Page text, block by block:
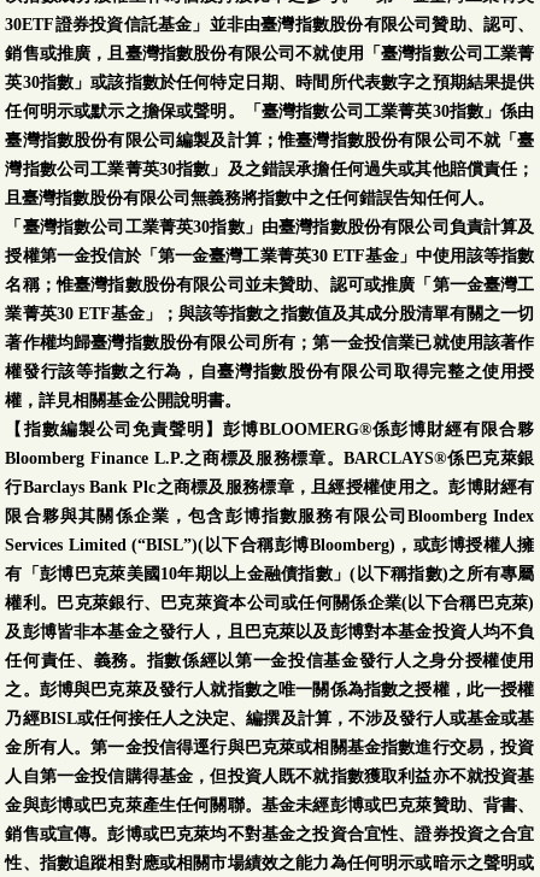
30ETF證券投資信託基金」並非由臺灣指數股份有限公司贊助、認可、
銷售或推廣，且臺灣指數股份有限公司不就使用「臺灣指數公司工業菁
英30指數」或該指數於任何特定日期、時間所代表數字之預期結果提供
任何明示或默示之擔保或聲明。「臺灣指數公司工業菁英30指數」係由
臺灣指數股份有限公司編製及計算；惟臺灣指數股份有限公司不就「臺
灣指數公司工業菁英30指數」及之錯誤承擔任何過失或其他賠償責任；
且臺灣指數股份有限公司無義務將指數中之任何錯誤告知任何人。
「臺灣指數公司工業菁英30指數」由臺灣指數股份有限公司負責計算及
授權第一金投信於「第一金臺灣工業菁英30 ETF基金」中使用該等指數
名稱；惟臺灣指數股份有限公司並未贊助、認可或推廣「第一金臺灣工
業菁英30 ETF基金」；與該等指數之指數值及其成分股清單有關之一切
著作權均歸臺灣指數股份有限公司所有；第一金投信業已就使用該著作
權發行該等指數之行為，自臺灣指數股份有限公司取得完整之使用授
權，詳見相關基金公開說明書。
【指數編製公司免責聲明】彭博BLOOMERG®係彭博財經有限合夥
Bloomberg Finance L.P.之商標及服務標章。BARCLAYS®係巴克萊銀
行Barclays Bank Plc之商標及服務標章，且經授權使用之。彭博財經有
限合夥與其關係企業，包含彭博指數服務有限公司Bloomberg Index
Services Limited (“BISL”)(以下合稱彭博Bloomberg)，或彭博授權人擁
有「彭博巴克萊美國10年期以上金融債指數」(以下稱指數)之所有專屬
權利。巴克萊銀行、巴克萊資本公司或任何關係企業(以下合稱巴克萊)
及彭博皆非本基金之發行人，且巴克萊以及彭博對本基金投資人均不負
任何責任、義務。指數係經以第一金投信基金發行人之身分授權使用
之。彭博與巴克萊及發行人就指數之唯一關係為指數之授權，此一授權
乃經BISL或任何接任人之決定、編撰及計算，不涉及發行人或基金或基
金所有人。第一金投信得逕行與巴克萊或相關基金指數進行交易，投資
人自第一金投信購得基金，但投資人既不就指數獲取利益亦不就投資基
金與彭博或巴克萊產生任何關聯。基金未經彭博或巴克萊贊助、背書、
銷售或宣傳。彭博或巴克萊均不對基金之投資合宜性、證券投資之合宜
性、指數追蹤相對應或相關市場績效之能力為任何明示或暗示之聲明或